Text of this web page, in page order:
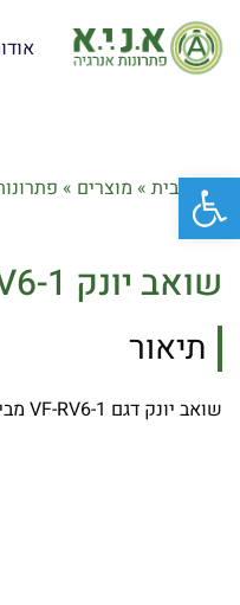
דף הבית » מוצרים »
שואב יונק ANIA VF-RV6-1
תיאור
שואב יונק דגם VF-RV6-1 מבית
פתח סרגל נגישות